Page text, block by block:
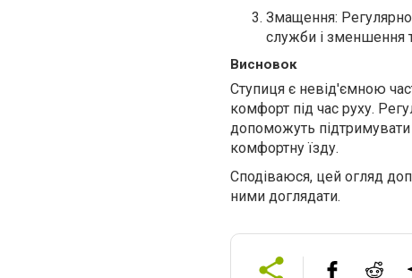
Змащення: Регулярно
служби і зменшення
Висновок
Ступиця є невід'ємною
комфорт під час руху.
допоможуть підтримувати
комфортну їзду.
Сподіваюся, цей огляд
ними доглядати.